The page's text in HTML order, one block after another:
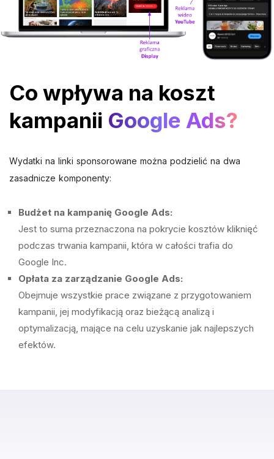
Co wpływa na koszt
kampanii Google Ads?
Wydatki na linki sponsorowane można podzielić na dwa
zasadnicze komponenty:
Budżet na kampanię Google Ads:
Jest to suma przeznaczona na pokrycie kosztów kliknięć
podczas trwania kampanii, która w całości trafia do
Google Inc.
Opłata za zarządzanie Google Ads:
Obejmuje wszystkie prace związane z przygotowaniem
kampanii, jej modyfikacją oraz bieżącą analizą i
optymalizacją, mające na celu uzyskanie jak najlepszych
efektów.